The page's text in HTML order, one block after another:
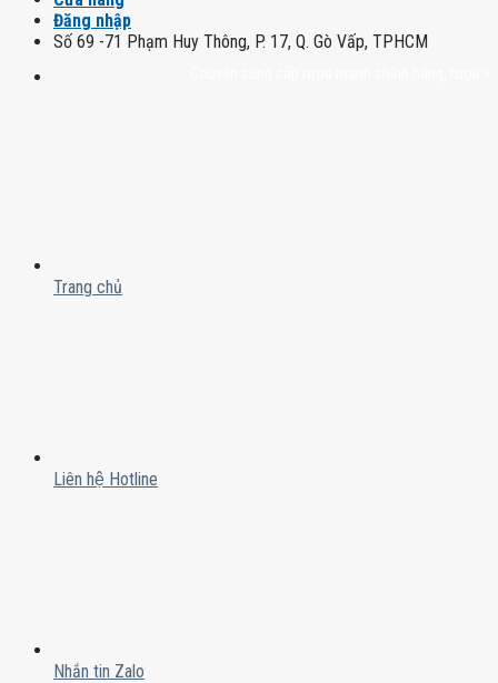
Đăng nhập
Số 69 -71 Phạm Huy Thông, P. 17, Q. Gò Vấp, TPHCM
Trang chủ
Liên hệ Hotline
Nhắn tin Zalo